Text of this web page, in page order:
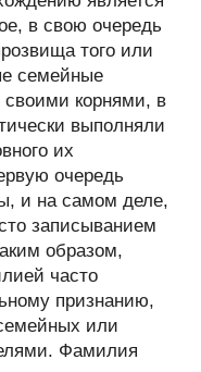
в свою очередь
того или
семейные
корнями, в
выполняли
их
очередь
и на самом деле,
записыванием
образом,
часто
признанию,
или
Фамилия